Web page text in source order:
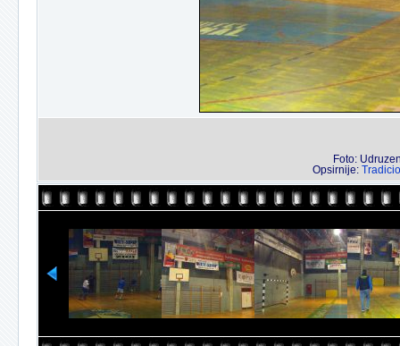
Foto:
Opsirnije: